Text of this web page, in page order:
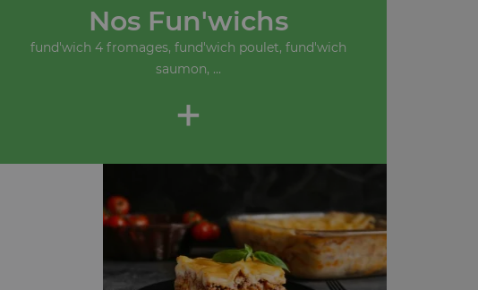
Nos Fun'wichs
fund'wich 4 fromages, fund'wich poulet, fund'wich
saumon, ...
+